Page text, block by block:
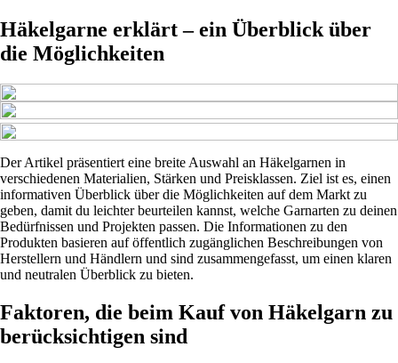
Häkelgarne erklärt – ein Überblick über
die Möglichkeiten
Der Artikel präsentiert eine breite Auswahl an Häkelgarnen in
verschiedenen Materialien, Stärken und Preisklassen. Ziel ist es, einen
informativen Überblick über die Möglichkeiten auf dem Markt zu
geben, damit du leichter beurteilen kannst, welche Garnarten zu deinen
Bedürfnissen und Projekten passen. Die Informationen zu den
Produkten basieren auf öffentlich zugänglichen Beschreibungen von
Herstellern und Händlern und sind zusammengefasst, um einen klaren
und neutralen Überblick zu bieten.
Faktoren, die beim Kauf von Häkelgarn zu
berücksichtigen sind